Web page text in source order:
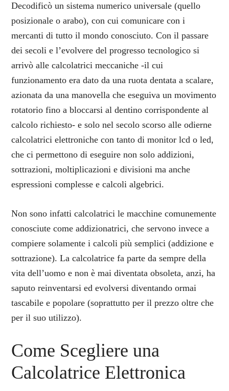
Decodificò un sistema numerico universale (quello
posizionale o arabo), con cui comunicare con i
mercanti di tutto il mondo conosciuto. Con il passare
dei secoli e l’evolvere del progresso tecnologico si
arrivò alle calcolatrici meccaniche -il cui
funzionamento era dato da una ruota dentata a scalare,
azionata da una manovella che eseguiva un movimento
rotatorio fino a bloccarsi al dentino corrispondente al
calcolo richiesto- e solo nel secolo scorso alle odierne
calcolatrici elettroniche con tanto di monitor lcd o led,
che ci permettono di eseguire non solo addizioni,
sottrazioni, moltiplicazioni e divisioni ma anche
espressioni complesse e calcoli algebrici.
Non sono infatti calcolatrici le macchine comunemente
conosciute come addizionatrici, che servono invece a
compiere solamente i calcoli più semplici (addizione e
sottrazione). La calcolatrice fa parte da sempre della
vita dell’uomo e non è mai diventata obsoleta, anzi, ha
saputo reinventarsi ed evolversi diventando ormai
tascabile e popolare (soprattutto per il prezzo oltre che
per il suo utilizzo).
Come Scegliere una
Calcolatrice Elettronica